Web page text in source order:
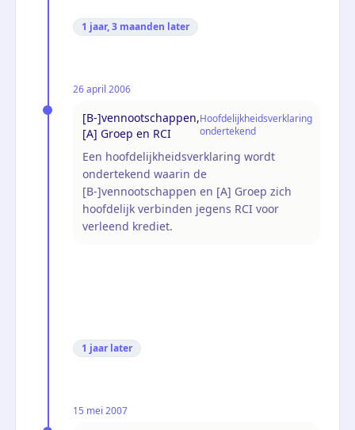
1 jaar, 3 maanden later
26 april 2006
[B-]vennootschappen,
[A] Groep en RCI
Hoofdelijkheidsverklaring
ondertekend
Een hoofdelijkheidsverklaring wordt
ondertekend waarin de
[B-]vennootschappen en [A] Groep zich
hoofdelijk verbinden jegens RCI voor
verleend krediet.
1 jaar later
15 mei 2007